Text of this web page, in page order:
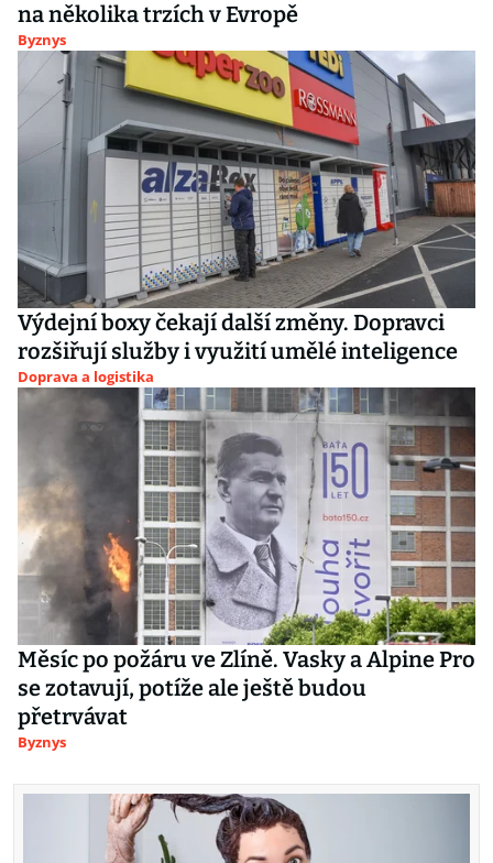
na několika trzích v Evropě
Byznys
Výdejní boxy čekají další změny. Dopravci
rozšiřují služby i využití umělé inteligence
Doprava a logistika
Měsíc po požáru ve Zlíně. Vasky a Alpine Pro
se zotavují, potíže ale ještě budou
přetrvávat
Byznys